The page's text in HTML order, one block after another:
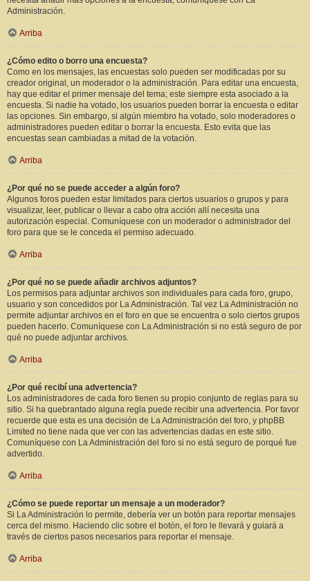
Administración.
Arriba
¿Cómo edito o borro una encuesta?
Como en los mensajes, las encuestas solo pueden ser modificadas por su
creador original, un moderador o la administración. Para editar una encuesta,
hay que editar el primer mensaje del tema; este siempre esta asociado a la
encuesta. Si nadie ha votado, los usuarios pueden borrar la encuesta o editar
las opciones. Sin embargo, si algún miembro ha votado, solo moderadores o
administradores pueden editar o borrar la encuesta. Esto evita que las
encuestas sean cambiadas a mitad de la votación.
Arriba
¿Por qué no se puede acceder a algún foro?
Algunos foros pueden estar limitados para ciertos usuarios o grupos y para
visualizar, leer, publicar o llevar a cabo otra acción allí necesita una
autorización especial. Comuníquese con un moderador o administrador del
foro para que se le conceda el permiso adecuado.
Arriba
¿Por qué no se puede añadir archivos adjuntos?
Los permisos para adjuntar archivos son individuales para cada foro, grupo,
usuario y son concedidos por La Administración. Tal vez La Administración no
permite adjuntar archivos en el foro en que se encuentra o solo ciertos grupos
pueden hacerlo. Comuníquese con La Administración si no está seguro de por
qué no puede adjuntar archivos.
Arriba
¿Por qué recibí una advertencia?
Los administradores de cada foro tienen su propio conjunto de reglas para su
sitio. Si ha quebrantado alguna regla puede recibir una advertencia. Por favor
recuerde que esta es una decisión de La Administración del foro, y phpBB
Limited no tiene nada que ver con las advertencias dadas en este sitio.
Comuníquese con La Administración del foro si no está seguro de porqué fue
advertido.
Arriba
¿Cómo se puede reportar un mensaje a un moderador?
Si La Administración lo permite, debería ver un botón para reportar mensajes
cerca del mismo. Haciendo clic sobre el botón, el foro le llevará y guiará a
través de ciertos pasos necesarios para reportar el mensaje.
Arriba